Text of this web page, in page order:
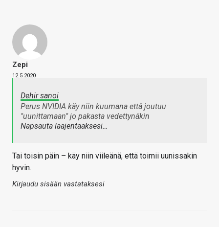
Zepi
12.5.2020
Dehir sanoi
Perus NVIDIA käy niin kuumana että joutuu
"uunittamaan" jo pakasta vedettynäkin
Napsauta laajentaaksesi…
Tai toisin päin – käy niin viileänä, että toimii uunissakin
hyvin.
Kirjaudu sisään vastataksesi